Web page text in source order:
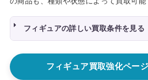
フィギュアの詳しい買取条件を見る
フィギュア買取強化ペー